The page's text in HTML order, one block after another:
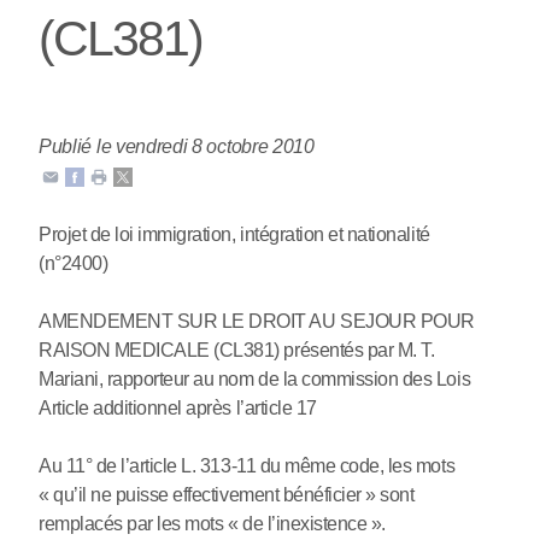
(CL381)
Publié le vendredi 8 octobre 2010
Projet de loi immigration, intégration et nationalité
(n°2400)
AMENDEMENT SUR LE DROIT AU SEJOUR POUR
RAISON MEDICALE (CL381) présentés par M. T.
Mariani, rapporteur au nom de la commission des Lois
Article additionnel après l’article 17
Au 11° de l’article L. 313-11 du même code, les mots
« qu’il ne puisse effectivement bénéficier » sont
remplacés par les mots « de l’inexistence ».